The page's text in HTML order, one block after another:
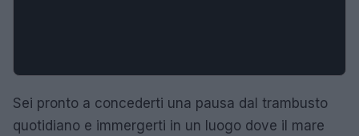
Sei pronto a concederti una pausa dal trambusto
quotidiano e immergerti in un luogo dove il mare